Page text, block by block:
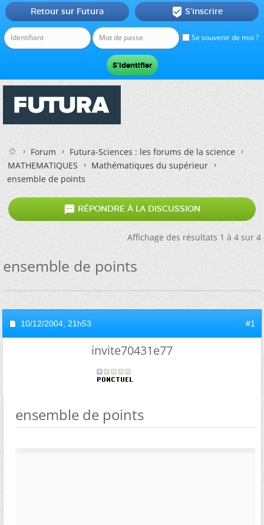
Se souvenir de moi ?
Retour sur Futura  S'inscrire
Forum
Futura-Sciences : les forums de la science
MATHEMATIQUES
Mathématiques du supérieur
ensemble de points
 RÉPONDRE À LA DISCUSSION
Affichage des résultats 1 à 4 sur 4
ensemble de points
10/12/2004, 21h53 #1
invite70431e77
ensemble de points